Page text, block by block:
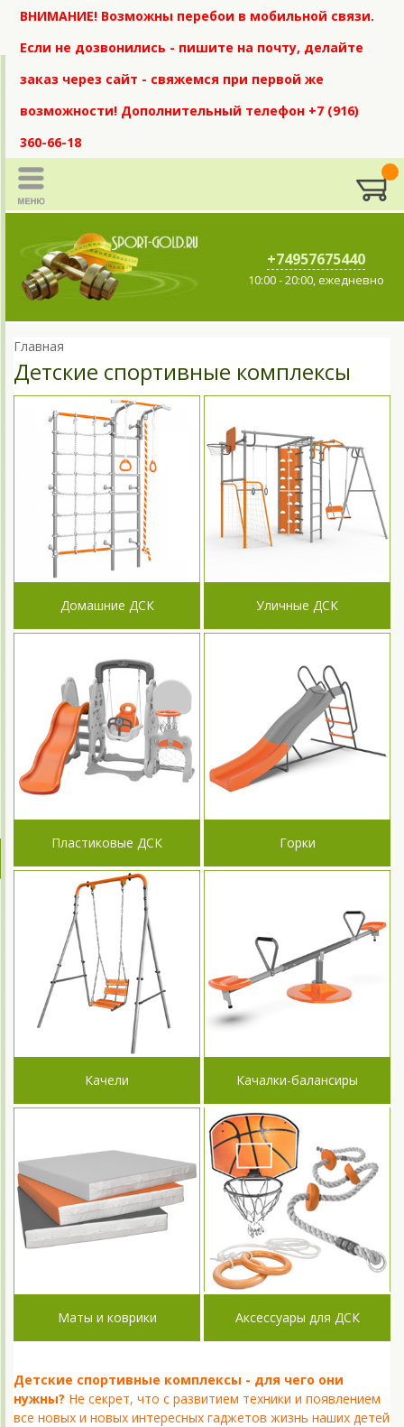
ВНИМАНИЕ! Возможны перебои в мобильной связи.
Если не дозвонились - пишите на почту, делайте
заказ через сайт - свяжемся при первой же
возможности! Дополнительный телефон +7 (916)
360-66-18
+74957675440
10:00 - 20:00, ежедневно
Главная
Детские спортивные комплексы
Домашние ДСК Уличные ДСК
Пластиковые ДСК Горки
Качели Качалки-балансиры
Маты и коврики Аксессуары для ДСК
Детские спортивные комплексы - для чего они
нужны? Не секрет, что с развитием техники и появлением
все новых и новых интересных гаджетов жизнь наших детей